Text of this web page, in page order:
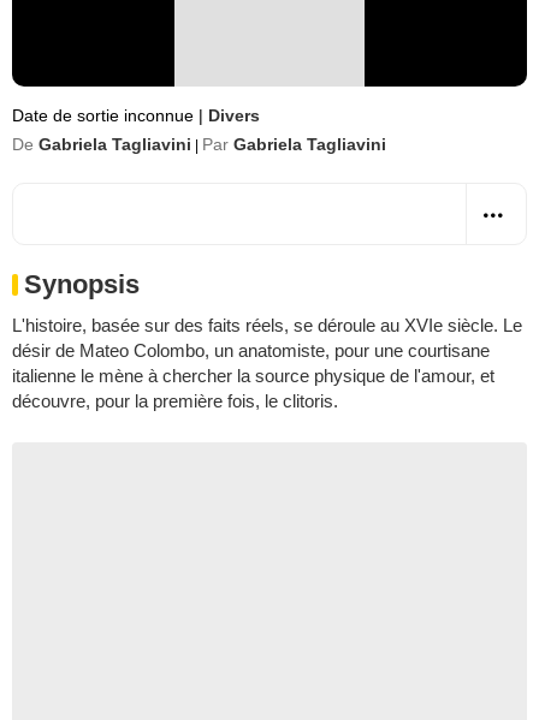
Date de sortie inconnue | Divers
De Gabriela Tagliavini Par Gabriela Tagliavini
Synopsis
L'histoire, basée sur des faits réels, se déroule au XVIe siècle. Le
désir de Mateo Colombo, un anatomiste, pour une courtisane
italienne le mène à chercher la source physique de l'amour, et
découvre, pour la première fois, le clitoris.